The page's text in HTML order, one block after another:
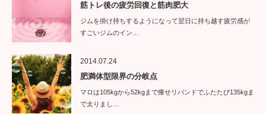
筋トレ後の疲労回復と筋肉肥大
ジムを掛け持ちするようになって翌日に持ち越す疲労感が
すごいジムのイン…
2014.07.24
肥満体型限界の分岐点
マロは105kgから52kgまで痩せリバンドでふたたび135kgま
で太りまし…